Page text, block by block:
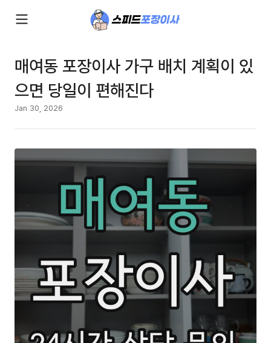
매여동 포장이사 가구 배치 계획이 있
으면 당일이 편해진다
Jan 30, 2026